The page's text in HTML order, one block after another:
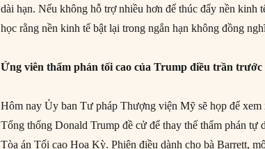
dài hạn. Nếu không hỗ trợ nhiều hơn để thúc đẩy nền kinh
học rằng nền kinh tế bật lại trong ngắn hạn không đồng
Ứng viên thẩm phán tối cao của Trump điều trần
Hôm nay Ủy ban Tư pháp Thượng viện Mỹ sẽ họp để
Tổng thống Donald Trump đề cử để thay thế thẩm phán tự
Tòa án Tối cao Hoa Kỳ. Phiên điều dành cho bà Barrett,